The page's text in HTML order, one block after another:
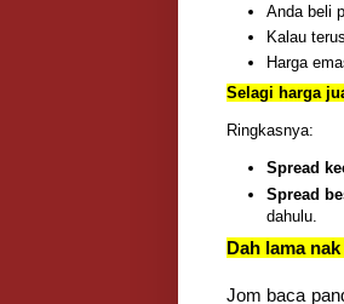
Anda beli
Kalau
Harga
Selagi harga
Ringkasnya:
Spread
Spread
dahulu.
Dah lama
Jom baca